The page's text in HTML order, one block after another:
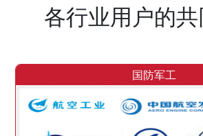
各行业用户的
国防军工